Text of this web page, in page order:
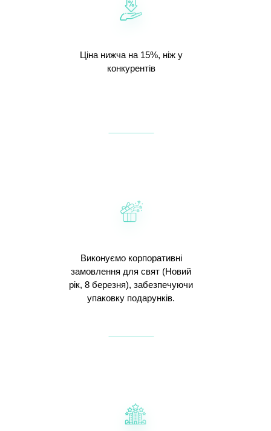
Ціна нижча на 15%, ніж у
конкурентів
Виконуємо корпоративні
замовлення для свят (Новий
рік, 8 березня), забезпечуючи
упаковку подарунків.